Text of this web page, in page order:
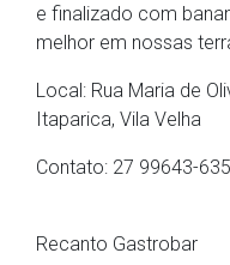
e finalizado com
melhor em nossas
Local: Rua Maria de
Itaparica, Vila Velha
Contato: 27 99643-
Recanto Gastrobar